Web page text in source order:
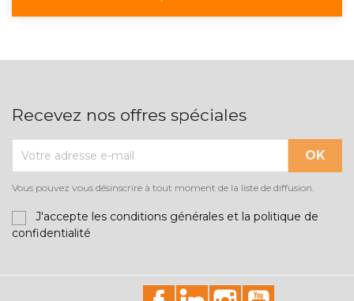
Recevez nos offres spéciales
Vous pouvez vous désinscrire à tout moment de la liste de diffusion.
J'accepte les conditions générales et la politique de
confidentialité
id="facebook-social"
id="linkedin-social"
id="instagram-